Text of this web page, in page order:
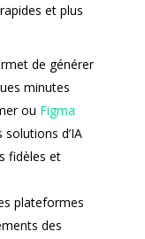
et plus
de générer
minutes
ou Figma
solutions d’IA
fidèles et
plateformes
des